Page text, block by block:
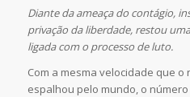
Diante da ameaça do contágio,
privação da liberdade, restou
ligada com o processo de luto.
Com a mesma velocidade que
espalhou pelo mundo, o